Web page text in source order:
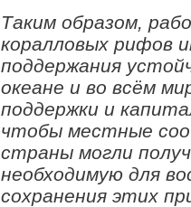
Таким образом,
коралловых рифов
поддержания
океане и во всём
поддержки и
чтобы местные
страны могли
необходимую для
сохранения этих